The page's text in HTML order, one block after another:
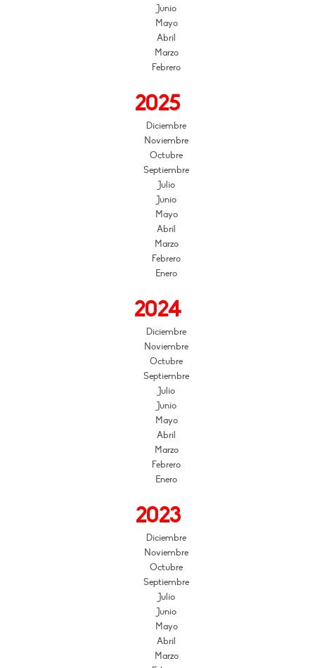
Junio
Mayo
Abril
Marzo
Febrero
2025
Diciembre
Noviembre
Octubre
Septiembre
Julio
Junio
Mayo
Abril
Marzo
Febrero
Enero
2024
Diciembre
Noviembre
Octubre
Septiembre
Julio
Junio
Mayo
Abril
Marzo
Febrero
Enero
2023
Diciembre
Noviembre
Octubre
Septiembre
Julio
Junio
Mayo
Abril
Marzo